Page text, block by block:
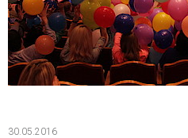
30.05.2016